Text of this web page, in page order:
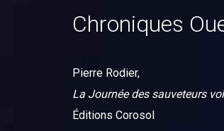
Chroniques
Pierre Rodier,
La Journée des sauveteurs
Éditions Corosol